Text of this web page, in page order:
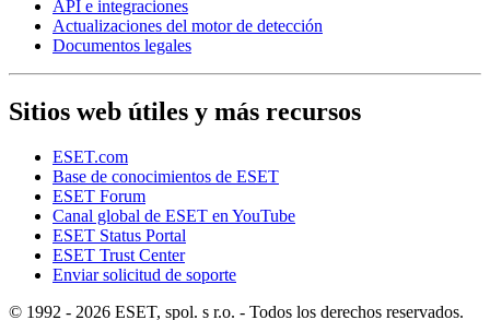
API e integraciones
Actualizaciones del motor de detección
Documentos legales
Sitios web útiles y más recursos
ESET.com
Base de conocimientos de ESET
ESET Forum
Canal global de ESET en YouTube
ESET Status Portal
ESET Trust Center
Enviar solicitud de soporte
© 1992 - 2026 ESET, spol. s r.o. - Todos los derechos reservados.